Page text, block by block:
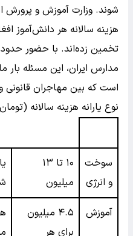
شوند. وزارت آموزش و
مدارس ایران، این مسئله بار
است که بین مهاجران
نوع یارانه هزینه سالانه
سوخت
و انرژی
۱۰ تا ۱۳
میلیون
آموزش
۴.۵ میلیون
برای هر